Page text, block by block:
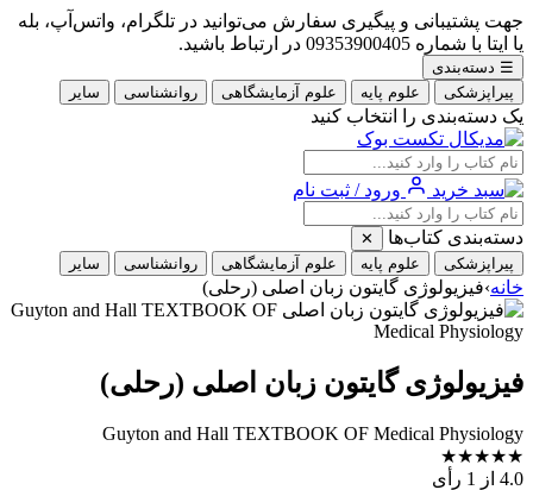
جهت پشتیبانی و پیگیری سفارش می‌توانید در تلگرام، واتس‌آپ، بله
یا ایتا با شماره 09353900405 در ارتباط باشید.
☰ دسته‌بندی
پیراپزشکی
علوم پایه علوم آزمایشگاهی روانشناسی سایر
یک دسته‌بندی را انتخاب کنید
ورود / ثبت نام
دسته‌بندی کتاب‌ها
✕
پیراپزشکی
علوم پایه علوم آزمایشگاهی روانشناسی سایر
خانه›فیزیولوژی گایتون زبان اصلی (رحلی)
فیزیولوژی گایتون زبان اصلی (رحلی)
Guyton and Hall TEXTBOOK OF Medical Physiology
★
★
★
★
★
4.0 از 1 رأی